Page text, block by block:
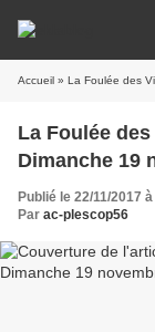
Accueil » La Foulée des
La Foulée
Dimanche 19
Publié le 22/11/2017
Par ac-plescop56